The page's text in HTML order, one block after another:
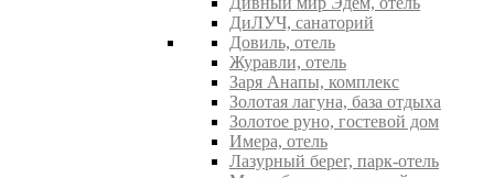
ДиЛУЧ, санаторий
Довиль, отель
Журавли, отель
Заря Анапы, комплекс
Золотая лагуна, база отдыха
Золотое руно, гостевой дом
Имера, отель
Лазурный берег, парк-отель